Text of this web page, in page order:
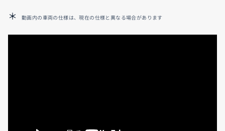
動画内の車両の仕様は、現在の仕様と異なる場合があります